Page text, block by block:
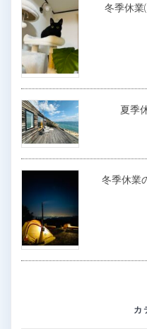
冬季休業
夏季
冬季休業
カ